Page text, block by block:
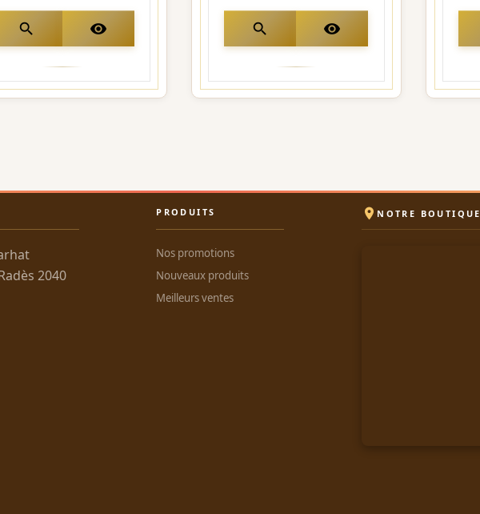
search visibility search visibility
2040
PRODUITS
Nos promotions
Nouveaux produits
Meilleurs ventes
 NOTRE BOUTIQUE